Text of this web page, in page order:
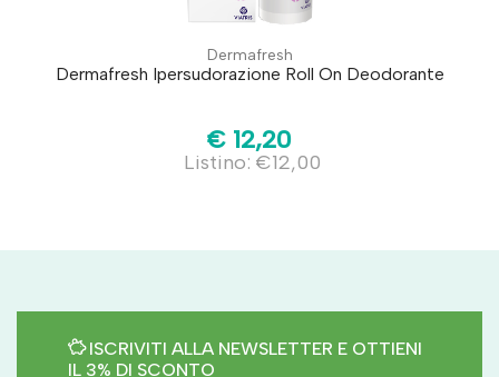
Dermafresh
Dermafresh Ipersudorazione Roll On Deodorante
€ 12,20
Listino: €12,00
ISCRIVITI ALLA NEWSLETTER E OTTIENI
IL 3% DI SCONTO